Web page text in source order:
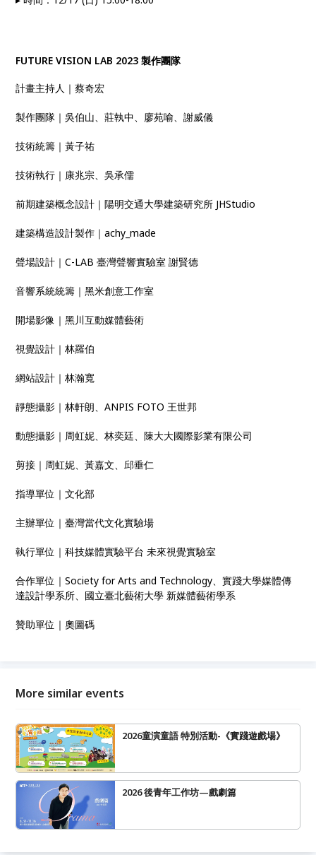
FUTURE VISION LAB 2023 製作團隊
計畫主持人｜蔡奇宏
製作團隊｜吳伯山、莊執中、廖苑喻、謝威儀
技術統籌｜黃子祐
技術執行｜康兆宗、吳承儒
前期建築概念設計｜陽明交通大學建築研究所 JHStudio
建築構造設計製作｜achy_made
聲場設計｜C-LAB 臺灣聲響實驗室 謝賢德
音響系統統籌｜黑米創意工作室
開場影像｜黑川互動媒體藝術
視覺設計｜林羅伯
網站設計｜林瀚寬
靜態攝影｜林軒朗、ANPIS FOTO 王世邦
動態攝影｜周虹妮、林奕廷、陳大大國際影業有限公司
剪接｜周虹妮、黃嘉文、邱垂仁
指導單位｜文化部
主辦單位｜臺灣當代文化實驗場
執行單位｜科技媒體實驗平台 未來視覺實驗室
合作單位｜Society for Arts and Technology、實踐大學媒體傳
達設計學系所、國立臺北藝術大學 新媒體藝術學系
贊助單位｜奧圖碼
More similar events
2026童演童語 特別活動-《實踐遊戲場》
2026 後青年工作坊—戲劇篇